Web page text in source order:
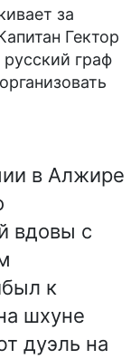
за
Гектор
граф
в Алжире
вдовы с
к
шхуне
дуэль на